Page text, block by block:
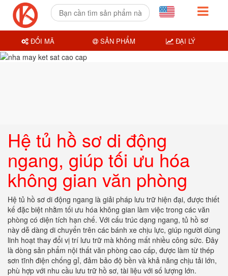
Hệ tủ hồ sơ di động
ngang, giúp tối ưu hóa
không gian văn phòng
Hệ tủ hồ sơ di động ngang là giải pháp lưu trữ hiện đại, được thiết
kế đặc biệt nhằm tối ưu hóa không gian làm việc trong các văn
phòng có diện tích hạn chế. Với cấu trúc dạng ngang, tủ hồ sơ
này dễ dàng di chuyển trên các bánh xe chịu lực, giúp người dùng
linh hoạt thay đổi vị trí lưu trữ mà không mất nhiều công sức. Đây
là dòng sản phẩm nội thất văn phòng cao cấp, được làm từ thép
sơn tĩnh điện chống gỉ, đảm bảo độ bền và khả năng chịu tải lớn,
phù hợp với nhu cầu lưu trữ hồ sơ, tài liệu với số lượng lớn.
ĐỔI MÃ SẢN PHẨM ĐẠI LÝ